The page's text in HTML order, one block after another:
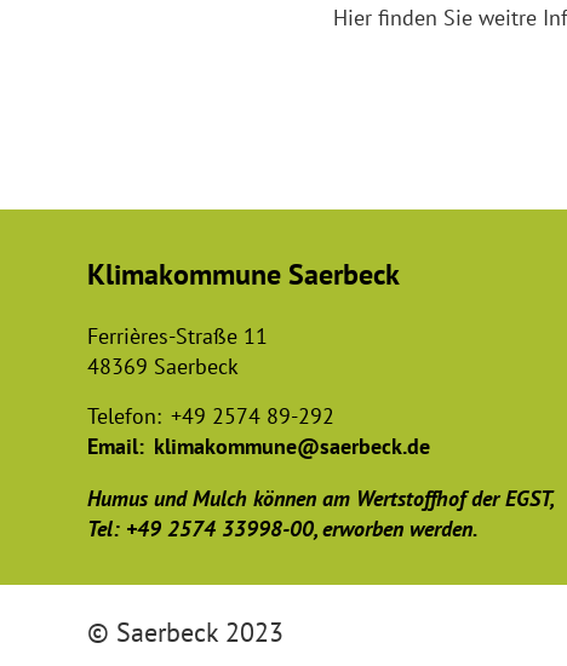
Hier finden Sie weitre
Klimakommune Saerbeck
Ferrières-Straße 11
48369 Saerbeck
Telefon: +49 2574 89-292
Email: klimakommune@saerbeck.de
Humus und Mulch können am Wertstoffhof der EGST,
Tel: +49 2574 33998-00, erworben werden.
© Saerbeck 2023